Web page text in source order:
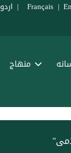
|
| اردو
منهاج